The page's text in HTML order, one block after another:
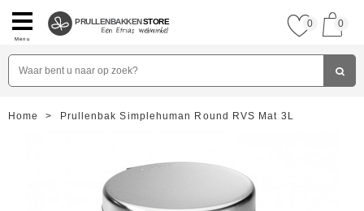
Menu
PRULLENBAKKENSTORE 0 0
Home > Prullenbak Simplehuman Round RVS Mat 3L